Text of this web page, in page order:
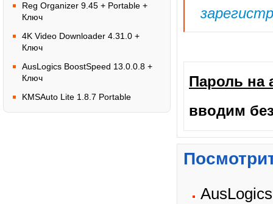
Reg Organizer 9.45 + Portable +
Ключ
4K Video Downloader 4.31.0 +
Ключ
AusLogics BoostSpeed 13.0.0.8 +
Ключ
KMSAuto Lite 1.8.7 Portable
Пароль на
вводим